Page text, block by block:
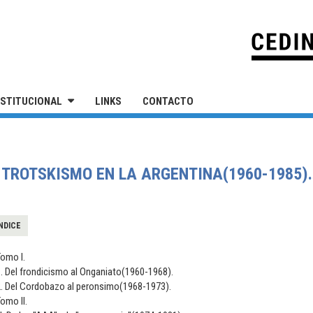
LINKS CONTACTO
TROTSKISMO EN LA ARGENTINA(1960-
I.
Del frondicismo al Onganiato(1960-1968).
Del Cordobazo al peronsimo(1968-1973).
II.